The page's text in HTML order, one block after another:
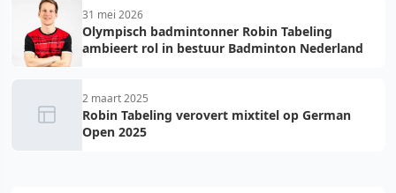
31 mei 2026
Olympisch badmintonner Robin Tabeling
ambieert rol in bestuur Badminton Nederland
2 maart 2025
Robin Tabeling verovert mixtitel op German
Open 2025